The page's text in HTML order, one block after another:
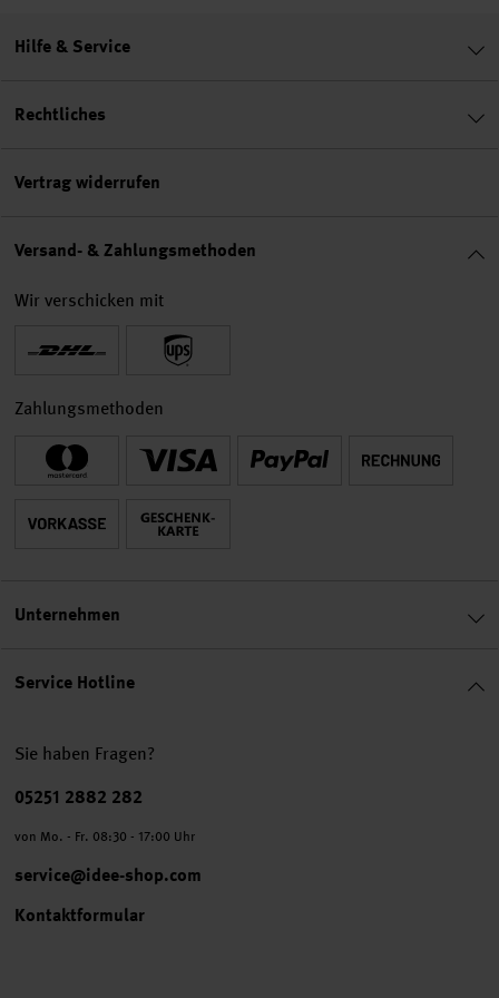
Service Hotline
Sie haben Fragen?
Telefonnummer
05251 2882 282
von Mo. - Fr. 08:30 - 17:00 Uhr
service@idee-shop.com
Kontaktformular
Hilfe & Service
Rechtliches
Vertrag widerrufen
Versand- & Zahlungsmethoden
Wir verschicken mit
Zahlungsmethoden
Unternehmen